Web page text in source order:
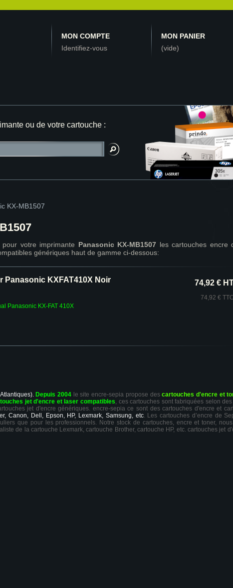
MON COMPTE
Identifiez-vous
MON PANIER
(vide)
ou de votre cartouche :
KX-MB1507
votre imprimante Panasonic KX-MB1507 les cartouches encre
génériques haut de gamme ci-dessous:
Panasonic KXFAT410X Noir
Panasonic KX-FAT 410X
74,92 €
74,92 € TTC
Depuis 2004 le site encre-sepia propose descartouches d'encre et
jet d'encre et laser compatibles, ces cartouches sont fabriquées selon
jet d'encre génériques. encre-sepia ce sont des cartouches d'encre et
Canon, Dell, Epson, HP, Lexmark, Samsung, etc. Les cartouches d’encre de
que pour les professionnels. Notre stock de cartouches, encre et toner,
de la cartouche Lexmark, cartouche Brother, cartouche HP, etc. cartouches jet